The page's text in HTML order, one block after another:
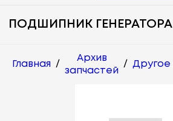
ПОДШИПНИК ГЕНЕРАТОРА
Главная /
Архив
запчастей
/ Другое